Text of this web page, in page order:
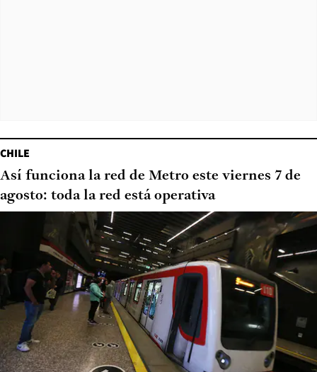
CHILE
Así funciona la red de Metro este viernes 7 de
agosto: toda la red está operativa